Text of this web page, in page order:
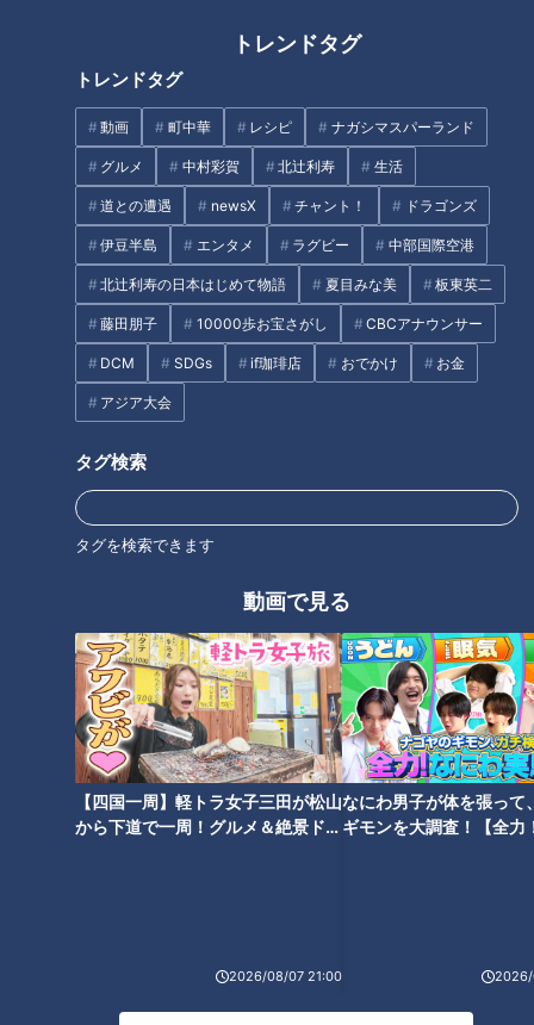
トレンドタグ
トレンドタグ
動画 町中華 レシピ ナガシマスパーランド
グルメ 中村彩賀 北辻利寿 生活
道との遭遇 newsX チャント！ ドラゴンズ
伊豆半島 エンタメ ラグビー 中部国際空港
北辻利寿の日本はじめて物語 夏目みな美 板東英二
藤田朋子 10000歩お宝さがし CBCアナウンサー
DCM SDGs if珈琲店 おでかけ お金
アジア大会
タグ検索
タグを検索できます
動画で見る
【四国一周】軽トラ女子三田が松山
から下道で一周！グルメ＆絶景ドラ
2026/08/07 21:00
なにわ男子が体を張って
ギモンを大調査！【全力
2026/
「仕事も子育ても諦めない」ア
ナウンサーが選んだキャリアの
働く女性の“生理・更年期・メン
タル不調”とキャリア問題――企
ラシー」とは
me:tone 仕事 子育て
オススメ関連コンテンツ
に入った方が得？それとも損？
働く女性の“生理・更年期・メン
タル不調”とキャリア問題――企
週間